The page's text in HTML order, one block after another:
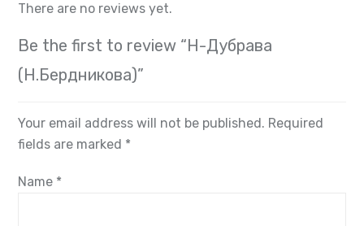
There are no reviews yet.
Be the first to review “Н-Дубрава
(Н.Бердникова)”
Your email address will not be published. Required
fields are marked *
Name *